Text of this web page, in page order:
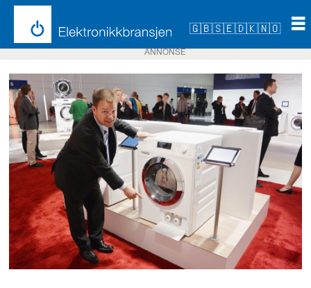
🇬🇧🇸🇪🇩🇰🇳🇴
ANNONSE